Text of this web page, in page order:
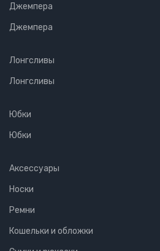
Джемпера
Джемпера
Лонгсливы
Лонгсливы
Юбки
Юбки
Аксессуары
Носки
Ремни
Кошельки и обложки